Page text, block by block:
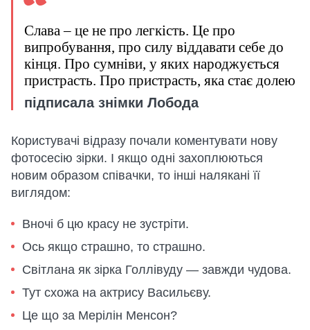
Слава – це не про легкість. Це про
випробування, про силу віддавати себе до
кінця. Про сумніви, у яких народжується
пристрасть. Про пристрасть, яка стає долею
підписала знімки Лобода
Користувачі відразу почали коментувати нову
фотосесію зірки. І якщо одні захоплюються
новим образом співачки, то інші налякані її
виглядом:
Вночі б цю красу не зустріти.
Ось якщо страшно, то страшно.
Світлана як зірка Голлівуду — завжди чудова.
Тут схожа на актрису Васильєву.
Це що за Мерілін Менсон?